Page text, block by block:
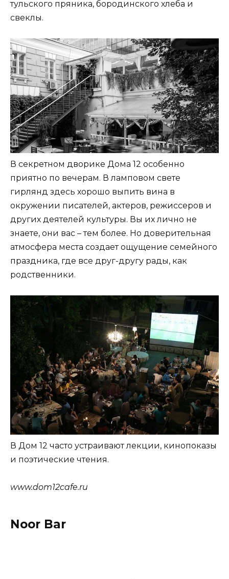
тульского пряника, бородинского хлеба и
свеклы.
В секретном дворике Дома 12 особенно
приятно по вечерам. В ламповом свете
гирлянд здесь хорошо выпить вина в
окружении писателей, актеров, режиссеров и
других деятелей культуры. Вы их лично не
знаете, они вас – тем более. Но доверительная
атмосфера места создает ощущение семейного
праздника, где все друг-другу рады, как
родственники.
В Дом 12 часто устраивают лекции, кинопоказы
и поэтические чтения.
www.dom12cafe.ru
Noor Bar